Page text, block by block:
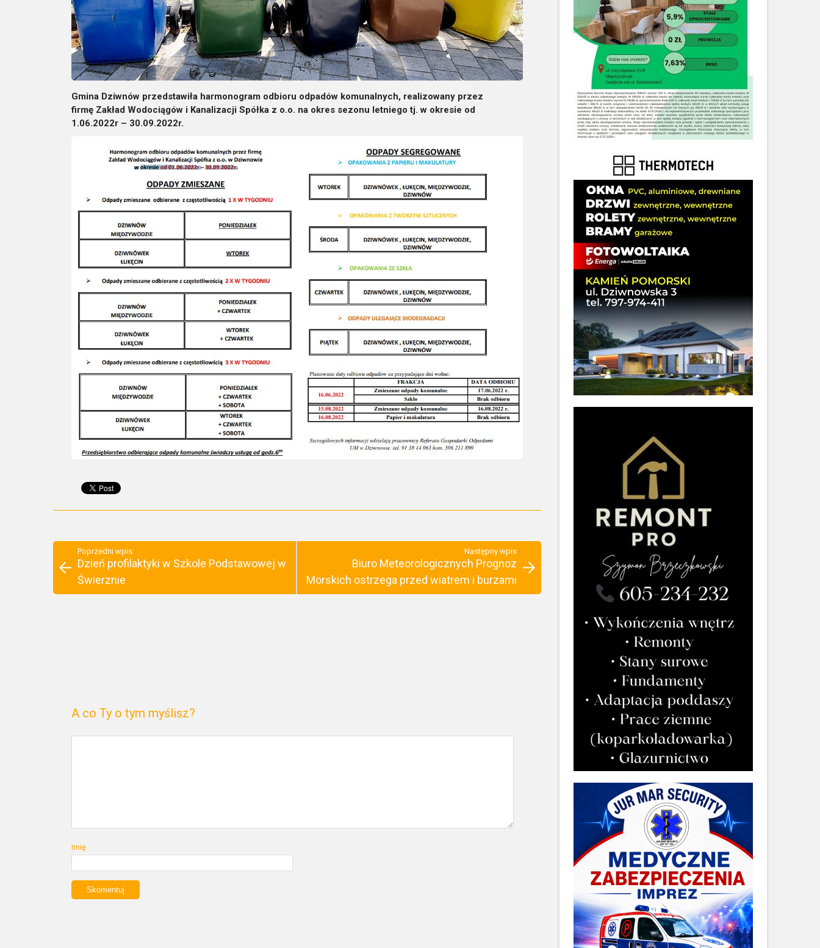
Gmina Dziwnów przedstawiła harmonogram odbioru odpadów komunalnych, realizowany przez
firmę Zakład Wodociągów i Kanalizacji Spółka z o.o. na okres sezonu letniego tj. w okresie od
1.06.2022r – 30.09.2022r.
Poprzedni wpis
Dzień profilaktyki w Szkole Podstawowej w
Świerznie
Następny wpis
Biuro Meteorologicznych Prognoz
Morskich ostrzega przed wiatrem i burzami
A co Ty o tym myślisz?
Imię